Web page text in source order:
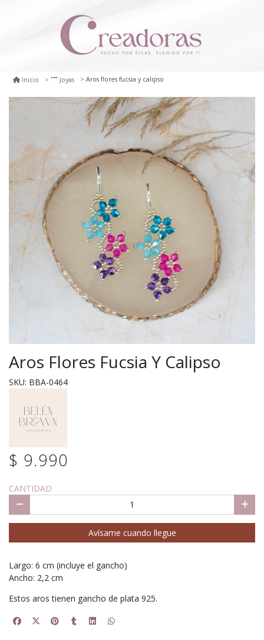
Inicio Joyas Aros flores fucsia y calipso
Aros Flores Fucsia Y Calipso
SKU: BBA-0464
$ 9.990
CANTIDAD
Avísame cuando llegue
Largo: 6 cm (incluye el gancho)
Ancho: 2,2 cm
Estos aros tienen gancho de plata 925.